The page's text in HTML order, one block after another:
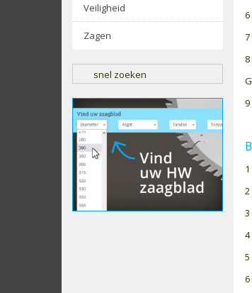
Veiligheid
Zagen
snel zoeken